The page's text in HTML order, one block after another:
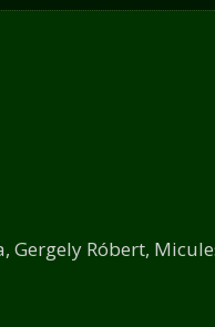
Gergely Róbert,